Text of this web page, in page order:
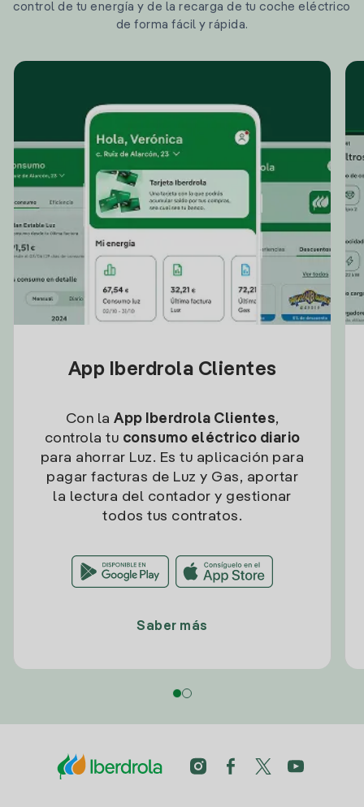
control de tu energía y de la recarga de tu coche eléctrico
de forma fácil y rápida.
App Iberdrola Clientes
Con la App Iberdrola Clientes,
controla tu consumo eléctrico diario
para ahorrar Luz. Es tu aplicación para
pagar facturas de Luz y Gas, aportar
la lectura del contador y gestionar
todos tus contratos.
Saber más